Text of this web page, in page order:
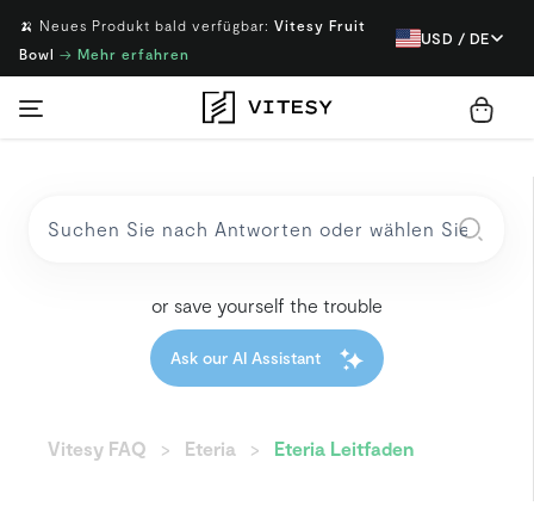
🍌 Neues Produkt bald verfügbar: Vitesy Fruit
Bowl → Mehr erfahren
USD / DE
or save yourself the trouble
Ask our AI Assistant
Vitesy FAQ Eteria Eteria Leitfaden